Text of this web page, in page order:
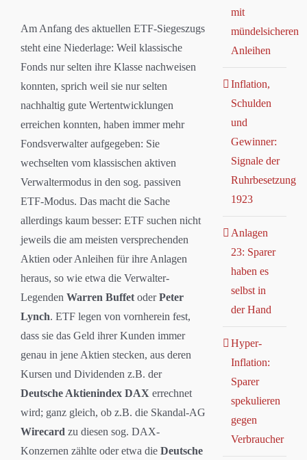
Am Anfang des aktuellen ETF-Siegeszugs
steht eine Niederlage: Weil klassische
Fonds nur selten ihre Klasse nachweisen
konnten, sprich weil sie nur selten
nachhaltig gute Wertentwicklungen
erreichen konnten, haben immer mehr
Fondsverwalter aufgegeben: Sie
wechselten vom klassischen aktiven
Verwaltermodus in den sog. passiven
ETF-Modus. Das macht die Sache
allerdings kaum besser: ETF suchen nicht
jeweils die am meisten versprechenden
Aktien oder Anleihen für ihre Anlagen
heraus, so wie etwa die Verwalter-
Legenden Warren Buffet oderPeter
Lynch. ETF legen von vornherein fest,
dass sie das Geld ihrer Kunden immer
genau in jene Aktien stecken, aus deren
Kursen und Dividenden z.B. der
Deutsche Aktienindex DAX errechnet
wird; ganz gleich, ob z.B. die Skandal-AG
Wirecard zu diesen sog. DAX-
Konzernen zählte oder etwa die Deutsche
mit
mündelsicheren
Anleihen
Inflation,
Schulden
und
Gewinner:
Signale der
Ruhrbesetzung
1923
Anlagen
23: Sparer
haben es
selbst in
der Hand
Hyper-
Inflation:
Sparer
spekulieren
gegen
Verbraucher